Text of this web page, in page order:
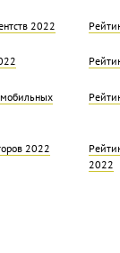
2022
мобильных
2022
2022